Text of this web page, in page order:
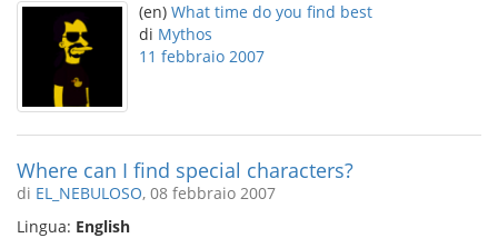
(en) What time do you find best
di Mythos
11 febbraio 2007
Where can I find special characters?
di EL_NEBULOSO, 08 febbraio 2007
Lingua: English